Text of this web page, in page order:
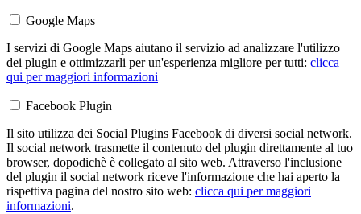
Google Maps
I servizi di Google Maps aiutano il servizio ad analizzare l'utilizzo
dei plugin e ottimizzarli per un'esperienza migliore per tutti: clicca
qui per maggiori informazioni
Facebook Plugin
Il sito utilizza dei Social Plugins Facebook di diversi social network.
Il social network trasmette il contenuto del plugin direttamente al tuo
browser, dopodichè è collegato al sito web. Attraverso l'inclusione
del plugin il social network riceve l'informazione che hai aperto la
rispettiva pagina del nostro sito web: clicca qui per maggiori
informazioni.